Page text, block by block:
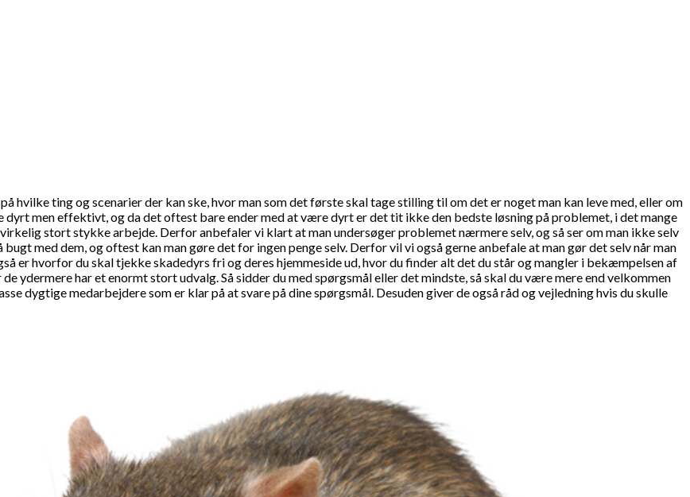
ting og scenarier der kan ske, hvor man som det første skal tage stilling til om det er noget man kan leve med, eller om
men effektivt, og da det oftest bare ender med at være dyrt er det tit ikke den bedste løsning på problemet, i det mange
stort stykke arbejde. Derfor anbefaler vi klart at man undersøger problemet nærmere selv, og så ser om man ikke selv
med dem, og oftest kan man gøre det for ingen penge selv. Derfor vil vi også gerne anbefale at man gør det selv når man
er hvorfor du skal tjekke skadedyrs fri og deres hjemmeside ud, hvor du finder alt det du står og mangler i bekæmpelsen af
ydermere har et enormt stort udvalg. Så sidder du med spørgsmål eller det mindste, så skal du være mere end velkommen
dygtige medarbejdere som er klar på at svare på dine spørgsmål. Desuden giver de også råd og vejledning hvis du skulle